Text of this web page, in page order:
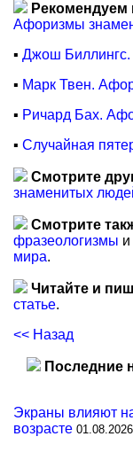
Рекомендуем
Афоризмы
▪ Джош
▪ Марк Твен.
▪ Ричард Бах.
▪ Случайная
Смотрите
знаменитых
Смотрите
фразеологизмы и
мира.
Читайте и
статье.
<< Назад
Последние
Экраны влияют
возрасте 01.08.2026